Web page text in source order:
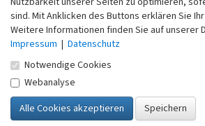
Nachricht
SicherheitsabfrageTragen Sie unten das
sind. Mit Anklicken des Buttons erklären Sie
Weitere Informationen finden Sie auf unserer
Impressum | Datenschutz
Notwendige Cookies
Webanalyse